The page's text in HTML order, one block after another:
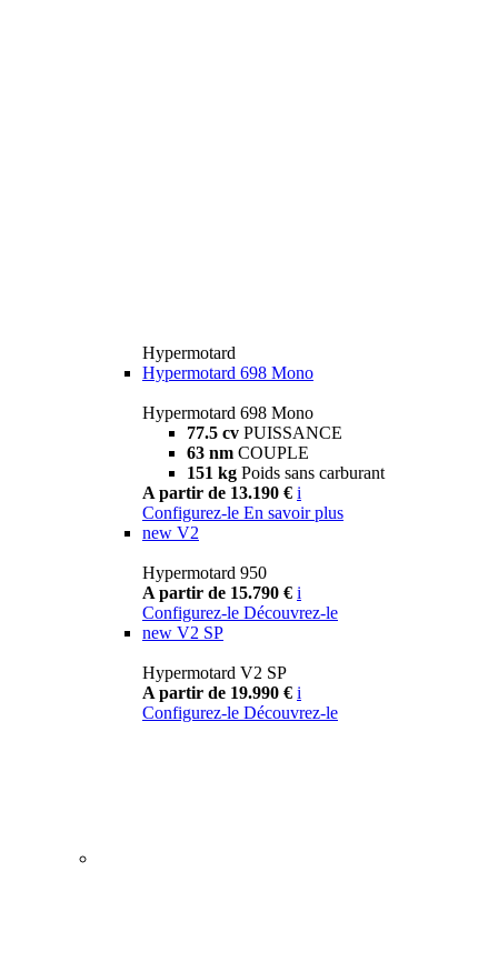
Hypermotard
Hypermotard 698 Mono
Hypermotard 698 Mono
77.5 cv PUISSANCE
63 nm COUPLE
151 kg Poids sans carburant
A partir de 13.190 € i
Configurez-le En savoir plus
new V2
Hypermotard 950
A partir de 15.790 € i
Configurez-le Découvrez-le
new V2 SP
Hypermotard V2 SP
A partir de 19.990 € i
Configurez-le Découvrez-le